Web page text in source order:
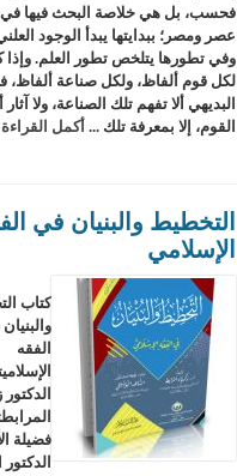
فحسب، بل هي خلاصة البحث فيها
عصر ومصر؛ ببدايتها يبدأ الوجود
وفي تطورها يتلخص تطور العلم. وإذا
لكل قوم ألفاظ، ولكل صناعة ألفاظ،
البديهي ألا تفهم تلك الصناعة، ولا آثار
القوم، إلا بمعرفة تلك ... أكمل
التخطيط والبنيان في
الإسلامي
كتاب
الفقه
الدكتور
فضيلة